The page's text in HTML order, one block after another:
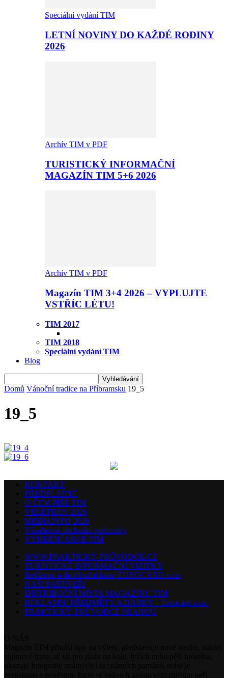
Speciální vydání TIM
LETNÍ NOVINY DO KAŽDÉ RODINY
2026
Archív TIM v PDF
TURISTICKÝ INFORMAČNÍ
MAGAZÍN TIM 5+6 2026
Archív TIM v PDF
Magazín TIM 3+4 2026 – VYPLUJTE
VSTŘÍC LÉTU!
TIM 2017
TIM 2018
Speciální vydání TIM
Blog
Domů Vánoční tradice na Příbramsku 19_5
19_5
KONTAKT
PŘEDPLATNÉ
O ČEM PÍŠE TIM
VELETRHY 2026
MEDIAINFO 2026
Všeobecné obchodní podmínky
VÝHERNÍ AKCE TIM
WWW.PRAKTICKÝ-PRŮVODCE.CZ
TURISTICKÉ INFORMAČNÍ VIZITKY
Reklamní a distribuční firma EUROCARD s.r.o.
NAŠI PARTNEŘI
DISTRIBUČNÍ MÍSTA MAGAZÍNU TIM
REKLAMNÍ PŘEDMĚTY A DÁRKY – Eurocard s.r.o.
PRAKTICKÝ PRŮVODCE PRAHOU